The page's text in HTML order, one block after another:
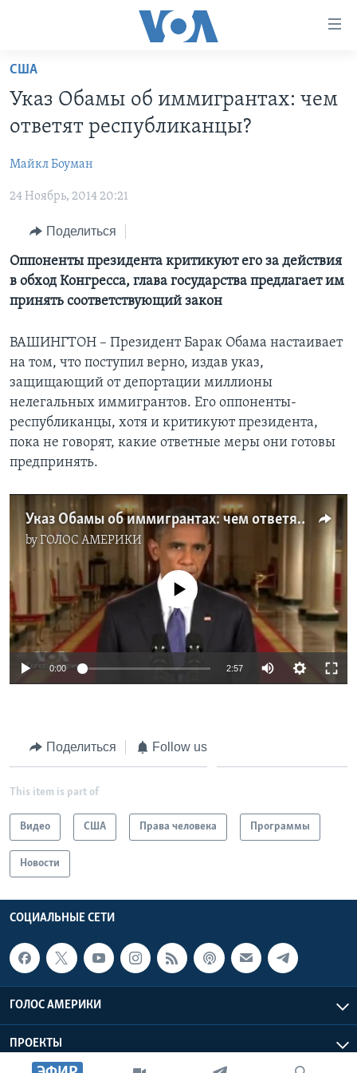
Перейти
основной
контент
навигации
Перейти
поиск
НОВОСТИ ЗА МИНУТУ
ИТОГИ
ПОЧЕМУ ЭТО ВАЖНО?
ДИСКУССИЯ VOA
ДЕТАЛИ
АМЕРИКА. БОЛЬШОЕ ПУТЕШЕСТВИЕ
УЧИМ АНГЛИЙСКИЙ
НАША АМЕРИКАНСКАЯ ИСТОРИЯ
А КАК В АМЕРИКЕ?
АРТЕФАКТЫ
АМЕРИКАНСКИЕ ГОРОДКИ
ЭКСПЕРТИЗА
ИНТЕРВЬЮ
ФАКТЫ ПРОТИВ ФЕЙКОВ
ЗА СВОБОДУ ПРЕССЫ
УЧИМ АНГЛИЙСКИЙ
ПОДПИСКА НА НОВОСТИ
Learning English
СОЦИАЛЬНЫЕ СЕТИ
Языки
США
Указ Обамы об иммигрантах: чем
ответят республиканцы?
Майкл Боуман
24 Ноябрь, 2014 20:21
Поделиться
Оппоненты президента критикуют его за действия
в обход Конгресса, глава государства предлагает им
принять соответствующий закон
ВАШИНГТОН – Президент Барак Обама настаивает
на том, что поступил верно, издав указ,
защищающий от депортации миллионы
нелегальных иммигрантов. Его оппоненты-
республиканцы, хотя и критикуют президента,
пока не говорят, какие ответные меры они готовы
предпринять.
Указ Обамы об иммигрантах: чем ответят республиканцы?
byГОЛОС АМЕРИКИ
No media source currently available
0:00 2:57
Поделиться Follow us
This item is part of
Видео США Права человека Программы
Новости
СОЦИАЛЬНЫЕ СЕТИ
ГОЛОС АМЕРИКИ
ПРОЕКТЫ